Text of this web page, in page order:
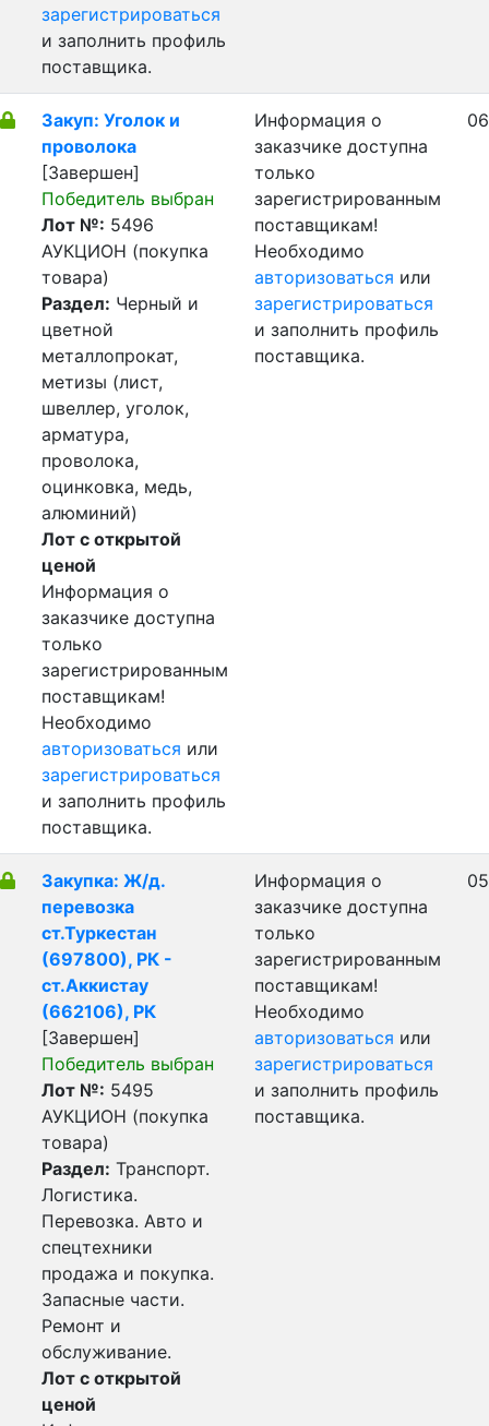
зарегистрироваться
и заполнить профиль
поставщика.
Закуп: Уголок и
проволока
[Завершен]
Победитель выбран
Лот №: 5496
АУКЦИОН (покупка
товара)
Раздел: Черный и
цветной
металлопрокат,
метизы (лист,
швеллер, уголок,
арматура,
проволока,
оцинковка, медь,
алюминий)
Лот с открытой
ценой
Информация о
заказчике доступна
только
зарегистрированным
поставщикам!
Необходимо
авторизоваться или
зарегистрироваться
и заполнить профиль
поставщика.
Информация о
заказчике доступна
только
зарегистрированным
поставщикам!
Необходимо
авторизоваться или
зарегистрироваться
и заполнить профиль
поставщика.
Закупка: Ж/д.
перевозка
ст.Туркестан
(697800), РК -
ст.Аккистау
(662106), РК
[Завершен]
Победитель выбран
Лот №: 5495
АУКЦИОН (покупка
товара)
Раздел: Транспорт.
Логистика.
Перевозка. Авто и
спецтехники
продажа и покупка.
Запасные части.
Ремонт и
обслуживание.
Лот с открытой
ценой
Информация о
заказчике доступна
только
зарегистрированным
поставщикам!
Необходимо
авторизоваться или
зарегистрироваться
и заполнить профиль
поставщика.